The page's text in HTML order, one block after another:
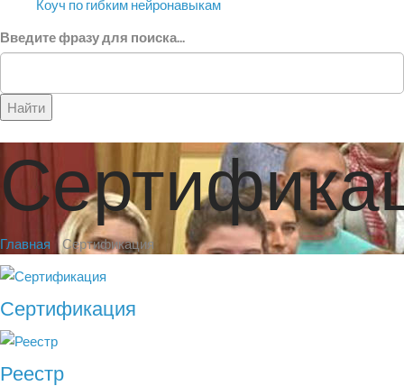
Коуч по гибким нейронавыкам
Введите фразу для поиска...
Найти
Главная Сертификация
Сертификация
Реестр